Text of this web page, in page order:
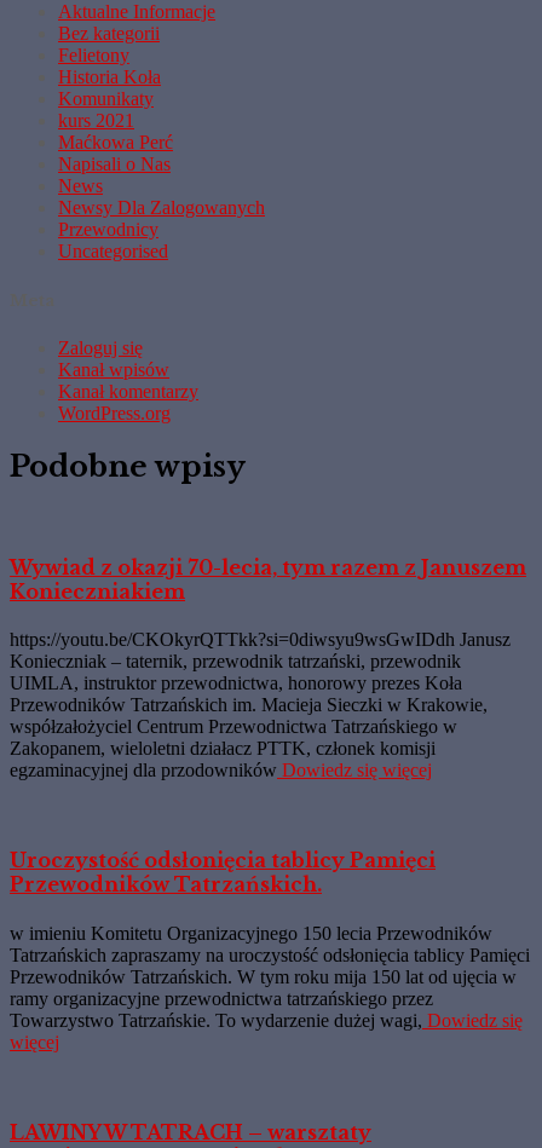
Aktualne Informacje
Bez kategorii
Felietony
Historia Koła
Komunikaty
kurs 2021
Maćkowa Perć
Napisali o Nas
News
Newsy Dla Zalogowanych
Przewodnicy
Uncategorised
Zaloguj się
Kanał wpisów
Kanał komentarzy
WordPress.org
Podobne wpisy
Wywiad z okazji 70-lecia, tym razem z Januszem
Konieczniakiem
https://youtu.be/CKOkyrQTTkk?si=0diwsyu9wsGwIDdh Janusz
Konieczniak – taternik, przewodnik tatrzański, przewodnik
UIMLA, instruktor przewodnictwa, honorowy prezes Koła
Przewodników Tatrzańskich im. Macieja Sieczki w Krakowie,
współzałożyciel Centrum Przewodnictwa Tatrzańskiego w
Zakopanem, wieloletni działacz PTTK, członek komisji
egzaminacyjnej dla przodowników Dowiedz się więcej
Uroczystość odsłonięcia tablicy Pamięci
Przewodników Tatrzańskich.
w imieniu Komitetu Organizacyjnego 150 lecia Przewodników
Tatrzańskich zapraszamy na uroczystość odsłonięcia tablicy Pamięci
Przewodników Tatrzańskich. W tym roku mija 150 lat od ujęcia w
ramy organizacyjne przewodnictwa tatrzańskiego przez
Towarzystwo Tatrzańskie. To wydarzenie dużej wagi, Dowiedz się
więcej
LAWINY W TATRACH – warsztaty